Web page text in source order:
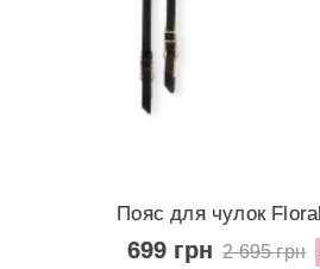
Пояс для чулок
699 грн 2 695 грн